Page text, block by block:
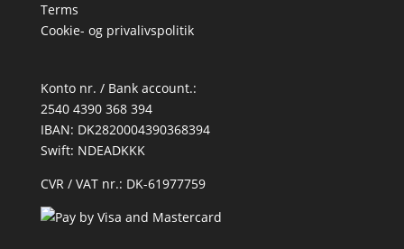
Terms
Cookie- og privalivspolitik
Konto nr. / Bank account.:
2540 4390 368 394
IBAN: DK2820004390368394
Swift: NDEADKKK
CVR / VAT nr.: DK-61977759